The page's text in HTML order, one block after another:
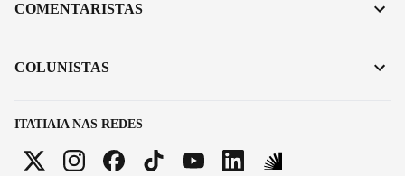
ITATIAIA NAS REDES
COMENTARISTAS
COLUNISTAS